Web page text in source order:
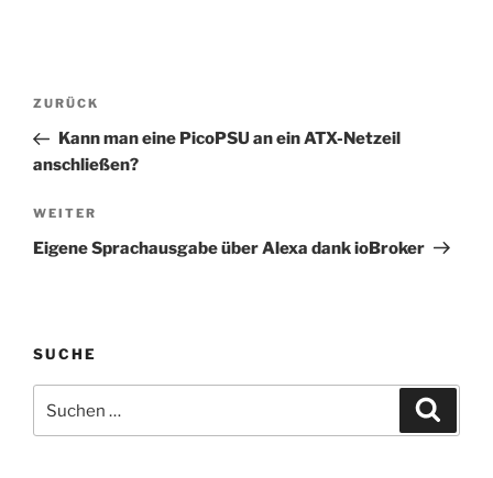
Beitragsnavigation
Vorheriger
Beitrag
ZURÜCK
Kann man eine PicoPSU an ein ATX-Netzeil
anschließen?
Nächster
Beitrag
WEITER
Eigene Sprachausgabe über Alexa dank ioBroker
SUCHE
nach: